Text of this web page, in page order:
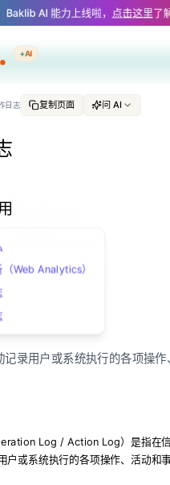
of this page is available
Baklib AI 能力上线啦， 点击这里了
+AI
日志 复制页面 问 AI
记录用户或系统执行的各项操
Log / Action Log）是指在
户或系统执行的各项操作、活动和
（Web Analytics）